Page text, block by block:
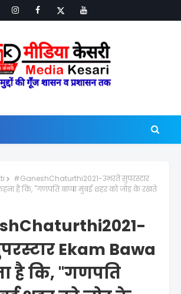
#GaneshChaturthi2021-उभरते सुपरस्टार
है कि, "गणपति बाप्पा मुंबई शहर को जोड़ के रखते
Ekam Bawa
है कि, "गणपति